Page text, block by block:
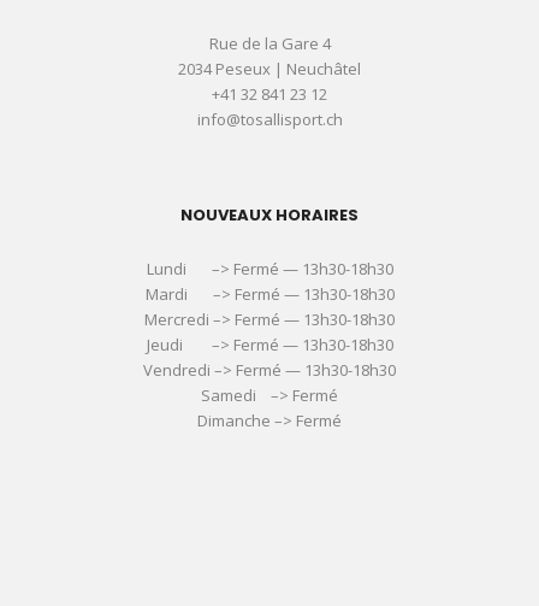
Rue de la Gare 4
2034 Peseux | Neuchâtel
+41 32 841 23 12
info@tosallisport.ch
NOUVEAUX HORAIRES
Lundi –> Fermé — 13h30-18h30
Mardi –> Fermé — 13h30-18h30
Mercredi –> Fermé — 13h30-18h30
Jeudi –> Fermé — 13h30-18h30
Vendredi –> Fermé — 13h30-18h30
Samedi –> Fermé
Dimanche –> Fermé